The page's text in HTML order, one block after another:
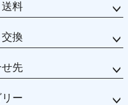
料
換
先
ー